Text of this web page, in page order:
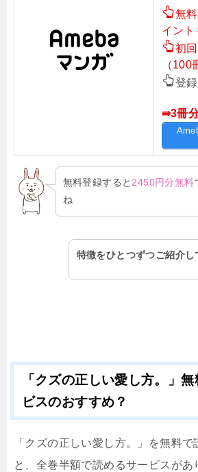
無
イント
初
（100
登
⇛3冊
無料登録すると 2450円分無料
ね
特徴をひとつずつご紹介し
「クズの正しい愛し方。」
ビスのおすすめ？
「クズの正しい愛し方。」を無料で
と、全巻半額で読めるサービスがあ